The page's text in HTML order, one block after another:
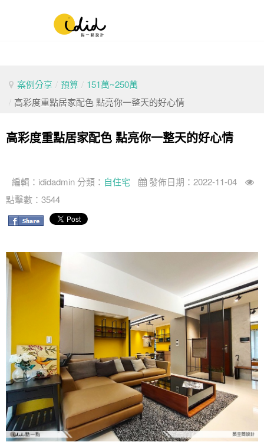
案例分享 / 預算 / 151萬~250萬
/ 高彩度重點居家配色 點亮你一整天的好心情
高彩度重點居家配色 點亮你一整天的好心情
編輯： ididadmin 分類： 自住宅
發佈日期：2022-11-04
點擊數：3544